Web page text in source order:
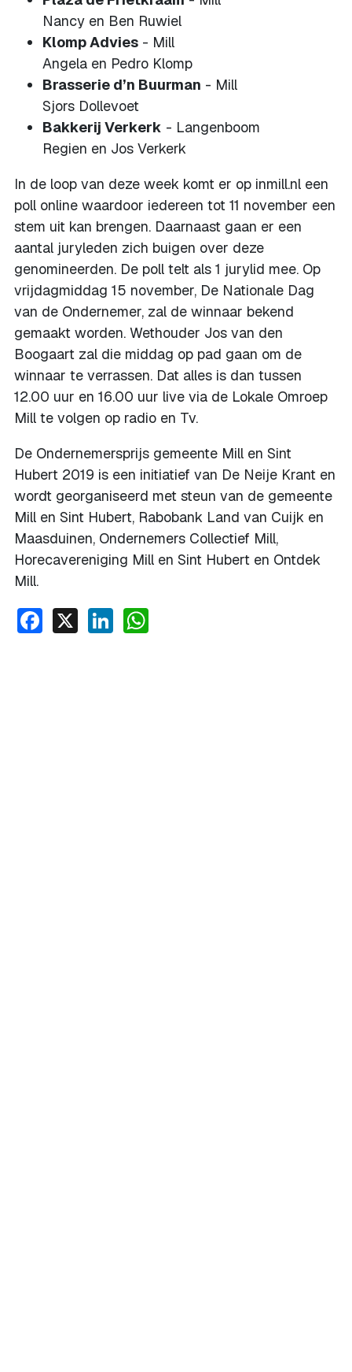
Nancy en Ben Ruwiel
Klomp Advies - Mill
Angela en Pedro Klomp
Brasserie d’n Buurman - Mill
Sjors Dollevoet
Bakkerij Verkerk - Langenboom
Regien en Jos Verkerk
In de loop van deze week komt er op inmill.nl een
poll online waardoor iedereen tot 11 november een
stem uit kan brengen. Daarnaast gaan er een
aantal juryleden zich buigen over deze
genomineerden. De poll telt als 1 jurylid mee. Op
vrijdagmiddag 15 november, De Nationale Dag
van de Ondernemer, zal de winnaar bekend
gemaakt worden. Wethouder Jos van den
Boogaart zal die middag op pad gaan om de
winnaar te verrassen. Dat alles is dan tussen
12.00 uur en 16.00 uur live via de Lokale Omroep
Mill te volgen op radio en Tv.
De Ondernemersprijs gemeente Mill en Sint
Hubert 2019 is een initiatief van De Neije Krant en
wordt georganiseerd met steun van de gemeente
Mill en Sint Hubert, Rabobank Land van Cuijk en
Maasduinen, Ondernemers Collectief Mill,
Horecavereniging Mill en Sint Hubert en Ontdek
Mill.
Facebook
X LinkedIn